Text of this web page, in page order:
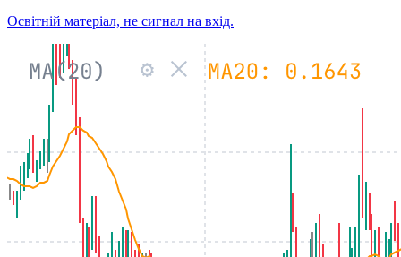
Освітній матеріал, не сигнал на вхід.